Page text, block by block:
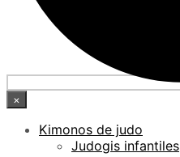
×
Kimonos de judo
Judogis infantiles